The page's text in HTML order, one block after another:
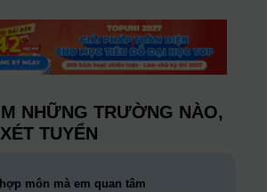
NHỮNG TRƯỜNG NÀO,
TUYỂN
môn mà em quan tâm